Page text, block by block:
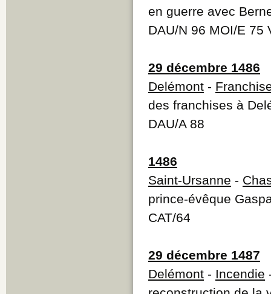
en guerre avec
DAU/N 96 MOI/E 75
29 décembre 1486
Delémont -
des franchises à
DAU/A 88
1486
Saint-Ursanne -
prince-évêque
CAT/64
29 décembre 1487
Delémont - Incendie